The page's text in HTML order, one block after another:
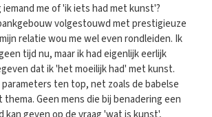
me of 'ik iets had met kunst'?
volgestouwd met prestigieuze
relatie wou me wel even rondleiden. Ik
tijd nu, maar ik had eigenlijk eerlijk
dat ik 'het moeilijk had' met kunst.
ten top, net zoals de babelse
Geen mens die bij benadering een